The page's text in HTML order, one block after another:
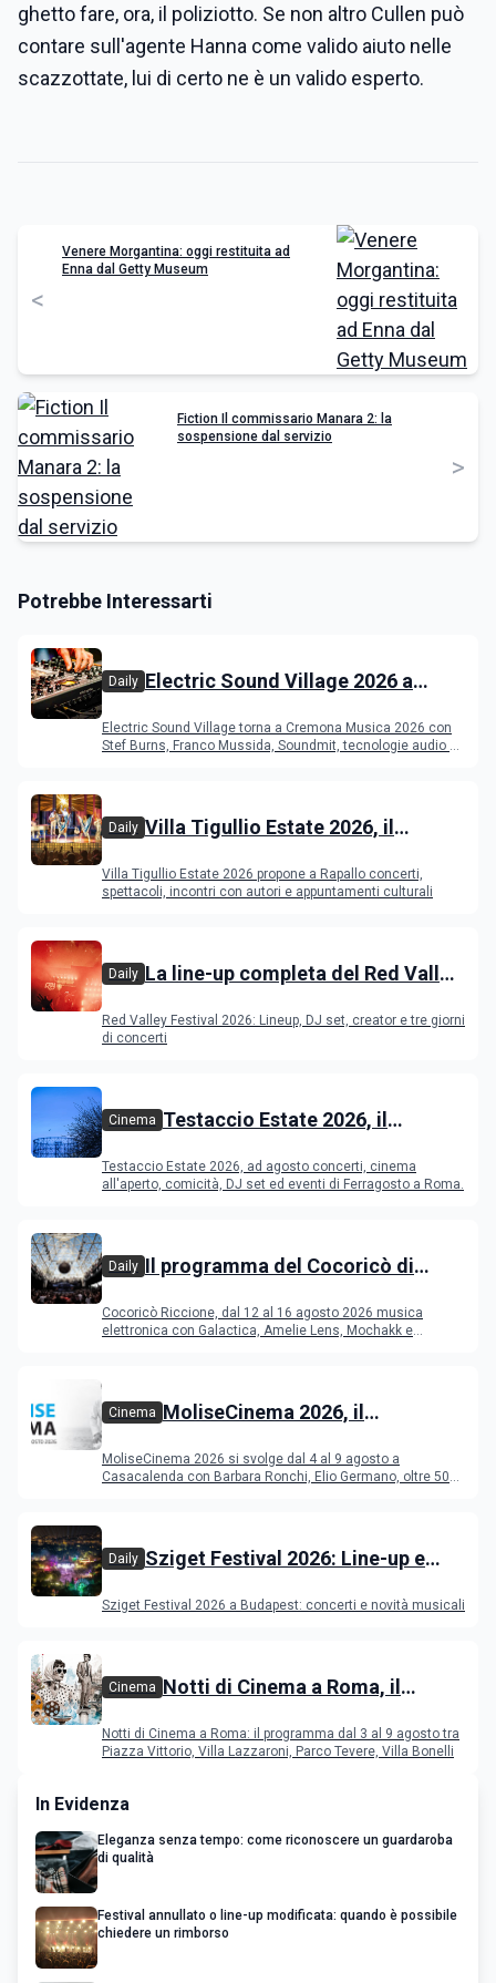
ghetto fare, ora, il poliziotto. Se non altro Cullen può
contare sull'agente Hanna come valido aiuto nelle
scazzottate, lui di certo ne è un valido esperto.
<
Venere Morgantina: oggi restituita ad
Enna dal Getty Museum
Fiction Il commissario Manara 2: la
sospensione dal servizio
>
Potrebbe Interessarti
Daily Electric Sound Village 2026 a
Young Band Contest, il programma
Electric Sound Village torna a Cremona Musica 2026 con
Stef Burns, Franco Mussida, Soundmit, tecnologie audio e
Daily Villa Tigullio Estate 2026, il
Villa Tigullio Estate 2026 propone a Rapallo concerti,
spettacoli, incontri con autori e appuntamenti culturali
Daily La line-up completa del Red Valley
Red Valley Festival 2026: Lineup, DJ set, creator e tre giorni
di concerti
Cinema Testaccio Estate 2026, il
Ferragosto
Testaccio Estate 2026, ad agosto concerti, cinema
all'aperto, comicità, DJ set ed eventi di Ferragosto a Roma.
Daily Il programma del Cocoricò di
Cocoricò Riccione, dal 12 al 16 agosto 2026 musica
elettronica con Galactica, Amelie Lens, Mochakk e
Cinema MoliseCinema 2026, il
MoliseCinema 2026 si svolge dal 4 al 9 agosto a
Casacalenda con Barbara Ronchi, Elio Germano, oltre 50
Daily Sziget Festival 2026: Line-up e
Sziget Festival 2026 a Budapest: concerti e novità musicali
Cinema Notti di Cinema a Roma, il
Notti di Cinema a Roma: il programma dal 3 al 9 agosto tra
Piazza Vittorio, Villa Lazzaroni, Parco Tevere, Villa Bonelli
In Evidenza
Eleganza senza tempo: come riconoscere un guardaroba
di qualità
Festival annullato o line-up modificata: quando è possibile
chiedere un rimborso